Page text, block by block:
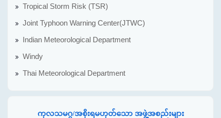
Tropical Storm Risk (TSR)
Joint Typhoon Warning Center(JTWC)
Indian Meteorological Department
Windy
Thai Meteorological Department
ကုလသမဂ္ဂ/အစိုးရမဟုတ်သော အဖွဲ့အစည်းများ